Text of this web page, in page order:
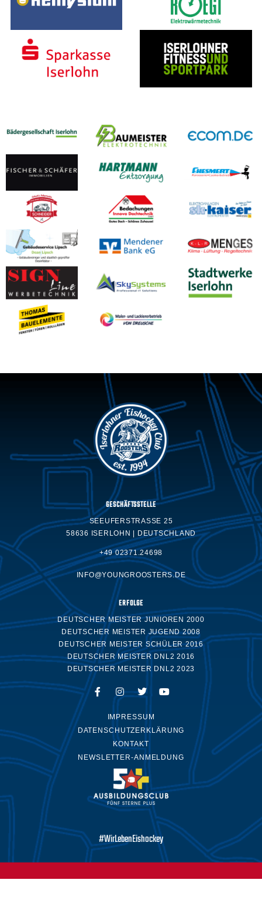
GESCHÄFTSSTELLE
SEEUFERSTRASSE 25
58636 ISERLOHN | DEUTSCHLAND
+49 02371.24698
INFO@YOUNGROOSTERS.DE
ERFOLGE
DEUTSCHER MEISTER JUNIOREN 2000
DEUTSCHER MEISTER JUGEND 2008
DEUTSCHER MEISTER SCHÜLER 2016
DEUTSCHER MEISTER DNL2 2016
DEUTSCHER MEISTER DNL2 2023
IMPRESSUM
DATENSCHUTZERKLÄRUNG
KONTAKT
NEWSLETTER-ANMELDUNG
#WirLebenEishockey